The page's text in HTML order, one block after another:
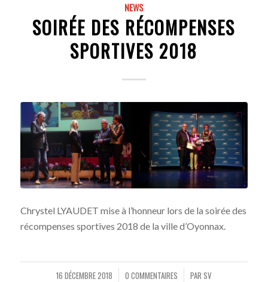
NEWS
SOIRÉE DES RÉCOMPENSES
SPORTIVES 2018
Chrystel LYAUDET mise à l’honneur lors de la soirée des
récompenses sportives 2018 de la ville d’Oyonnax.
16 DÉCEMBRE 2018
/ 0 COMMENTAIRES
/ PAR SV